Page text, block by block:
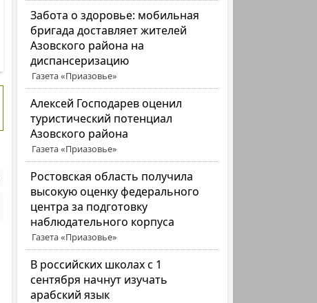
Забота о здоровье: мобильная
бригада доставляет жителей
Азовского района на
диспансеризацию
Газета «Приазовье»
Алексей Господарев оценил
туристический потенциал
Азовского района
Газета «Приазовье»
Ростовская область получила
высокую оценку федерального
центра за подготовку
наблюдательного корпуса
Газета «Приазовье»
В российских школах с 1
сентября начнут изучать
арабский язык